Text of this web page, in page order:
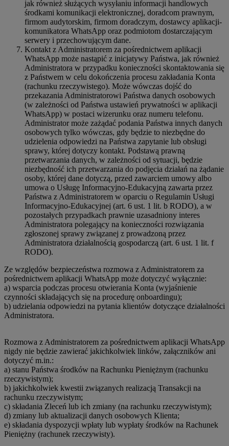
jak również służących wysyłaniu informacji handlowych
środkami komunikacji elektronicznej, doradcom prawnym,
firmom audytorskim, firmom doradczym, dostawcy aplikacji-
komunikatora WhatsApp oraz podmiotom dostarczającym
serwery i przechowującym dane.
Kontakt z Administratorem za pośrednictwem aplikacji
WhatsApp może nastąpić z inicjatywy Państwa, jak również
Administratora w przypadku konieczności skontaktowania się
z Państwem w celu dokończenia procesu zakładania Konta
(rachunku rzeczywistego). Może wówczas dojść do
przekazania Administratorowi Państwa danych osobowych
(w zależności od Państwa ustawień prywatności w aplikacji
WhatsApp) w postaci wizerunku oraz numeru telefonu.
Administrator może zażądać podania Państwa innych danych
osobowych tylko wówczas, gdy będzie to niezbędne do
udzielenia odpowiedzi na Państwa zapytanie lub obsługi
sprawy, której dotyczy kontakt. Podstawą prawną
przetwarzania danych, w zależności od sytuacji, będzie
niezbędność ich przetwarzania do podjęcia działań na żądanie
osoby, której dane dotyczą, przed zawarciem umowy albo
umowa o Usługę Informacyjno-Edukacyjną zawarta przez
Państwa z Administratorem w oparciu o Regulamin Usługi
Informacyjno-Edukacyjnej (art. 6 ust. 1 lit. b RODO), a w
pozostałych przypadkach prawnie uzasadniony interes
Administratora polegający na konieczności rozwiązania
zgłoszonej sprawy związanej z prowadzoną przez
Administratora działalnością gospodarczą (art. 6 ust. 1 lit. f
RODO).
Ze względów bezpieczeństwa rozmowa z Administratorem za
pośrednictwem aplikacji WhatsApp może dotyczyć wyłącznie:
a) wsparcia podczas procesu otwierania Konta (wyjaśnienie
czynności składających się na procedurę onboardingu);
b) udzielania odpowiedzi na pytania klientów dotyczące działalności
Administratora.
Rozmowa z Administratorem za pośrednictwem aplikacji WhatsApp
nigdy nie będzie zawierać jakichkolwiek linków, załączników ani
dotyczyć m.in.:
a) stanu Państwa środków na Rachunku Pieniężnym (rachunku
rzeczywistym);
b) jakichkolwiek kwestii związanych realizacją Transakcji na
rachunku rzeczywistym;
c) składania Zleceń lub ich zmiany (na rachunku rzeczywistym);
d) zmiany lub aktualizacji danych osobowych Klienta;
e) składania dyspozycji wpłaty lub wypłaty środków na Rachunek
Pieniężny (rachunek rzeczywisty).